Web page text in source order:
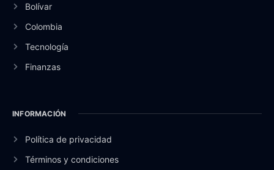
Bolívar
Colombia
Tecnología
Finanzas
INFORMACIÓN
Política de privacidad
Términos y condiciones